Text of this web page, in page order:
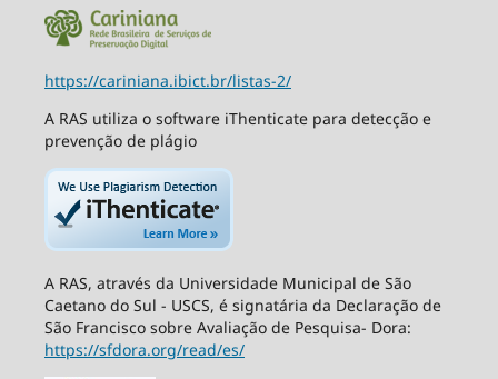
https://cariniana.ibict.br/listas-2/
A RAS utiliza o software iThenticate para detecção e
prevenção de plágio
A RAS, através da Universidade Municipal de São
Caetano do Sul - USCS, é signatária da Declaração de
São Francisco sobre Avaliação de Pesquisa- Dora:
https://sfdora.org/read/es/